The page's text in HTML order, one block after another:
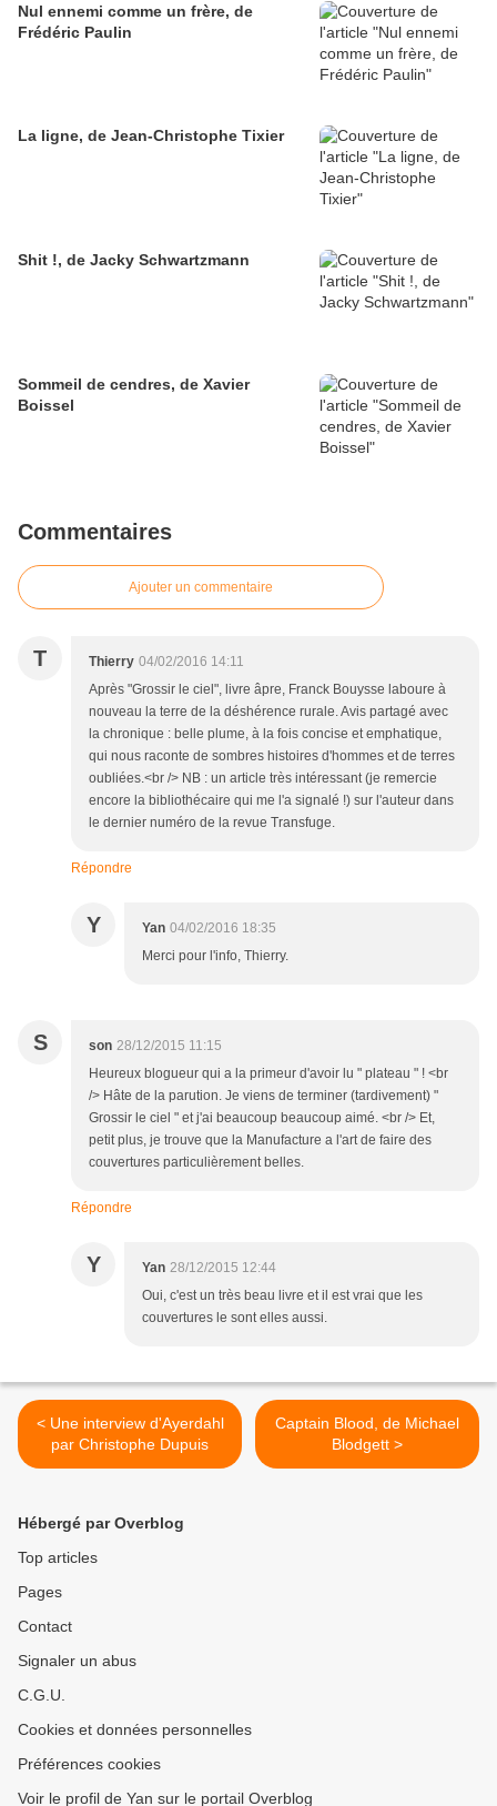
Nul ennemi comme un frère, de
Frédéric Paulin
La ligne, de Jean-Christophe Tixier
Shit !, de Jacky Schwartzmann
Sommeil de cendres, de Xavier
Boissel
Commentaires
Ajouter un commentaire
T Thierry 04/02/2016 14:11
Après "Grossir le ciel", livre âpre, Franck Bouysse laboure à
nouveau la terre de la déshérence rurale. Avis partagé avec
la chronique : belle plume, à la fois concise et emphatique,
qui nous raconte de sombres histoires d'hommes et de terres
oubliées.<br /> NB : un article très intéressant (je remercie
encore la bibliothécaire qui me l'a signalé !) sur l'auteur dans
le dernier numéro de la revue Transfuge.
Répondre
Y Yan 04/02/2016 18:35
Merci pour l'info, Thierry.
S son 28/12/2015 11:15
Heureux blogueur qui a la primeur d'avoir lu " plateau " ! <br
/> Hâte de la parution. Je viens de terminer (tardivement) "
Grossir le ciel " et j'ai beaucoup beaucoup aimé. <br /> Et,
petit plus, je trouve que la Manufacture a l'art de faire des
couvertures particulièrement belles.
Répondre
Y Yan 28/12/2015 12:44
Oui, c'est un très beau livre et il est vrai que les
couvertures le sont elles aussi.
< Une interview d'Ayerdahl
par Christophe Dupuis
Captain Blood, de Michael
Blodgett >
Hébergé par Overblog
Top articles
Pages
Contact
Signaler un abus
C.G.U.
Cookies et données personnelles
Préférences cookies
Voir le profil de Yan sur le portail Overblog